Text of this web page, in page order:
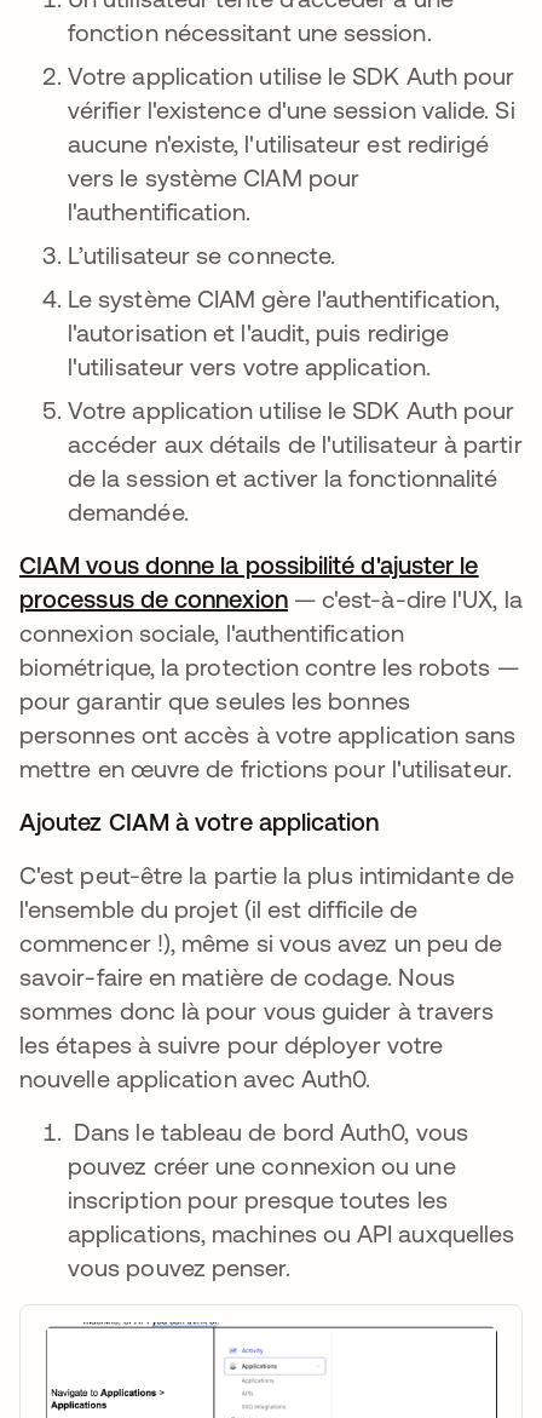
fonction nécessitant une session.
Votre application utilise le SDK Auth pour
vérifier l'existence d'une session valide. Si
aucune n'existe, l'utilisateur est redirigé
vers le système CIAM pour
l'authentification.
L’utilisateur se connecte.
Le système CIAM gère l'authentification,
l'autorisation et l'audit, puis redirige
l'utilisateur vers votre application.
Votre application utilise le SDK Auth pour
accéder aux détails de l'utilisateur à partir
de la session et activer la fonctionnalité
demandée.
CIAM vous donne la possibilité d'ajuster le
processus de connexions’ouvre dans un
— c'est-à-dire l'UX, la
connexion sociale, l'authentification
biométrique, la protection contre les robots —
pour garantir que seules les bonnes
personnes ont accès à votre application sans
mettre en œuvre de frictions pour l'utilisateur.
Ajoutez CIAM à votre application
C'est peut-être la partie la plus intimidante de
l'ensemble du projet (il est difficile de
commencer !), même si vous avez un peu de
savoir-faire en matière de codage. Nous
sommes donc là pour vous guider à travers
les étapes à suivre pour déployer votre
nouvelle application avec Auth0.
Dans le tableau de bord Auth0, vous
pouvez créer une connexion ou une
inscription pour presque toutes les
applications, machines ou API auxquelles
vous pouvez penser.